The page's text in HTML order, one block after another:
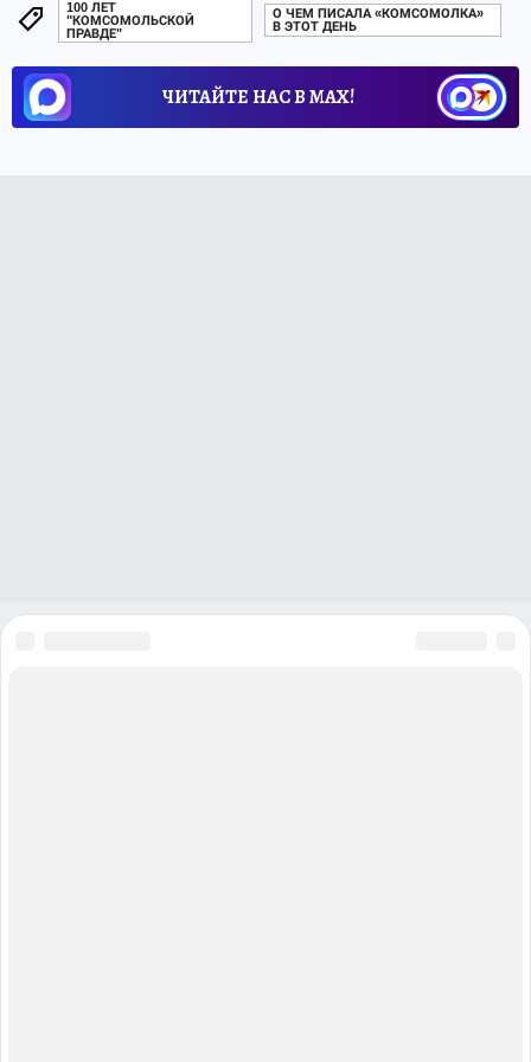
100 ЛЕТ
"КОМСОМОЛЬСКОЙ
ПРАВДЕ"
О ЧЕМ ПИСАЛА «КОМСОМОЛКА»
В ЭТОТ ДЕНЬ
ЧИТАЙТЕ НАС В МАХ!